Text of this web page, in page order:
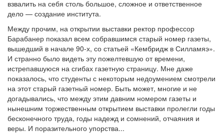
взвалить на себя столь большое, сложное и ответственное
дело — создание института.
Между прочим, на открытии выставки ректор профессор
Барабанер показал всем собравшимся старый номер газеты,
вышедший в начале 90-х, со статьей «Кембридж в Силламяэ».
И странно было видеть эту пожелтевшую от времени,
истрепавшуюся на сгибах газетную страницу. Мне даже
показалось, что студенты с некоторым недоумением смотрели
на этот старый газетный номер. Быть может, многие и не
догадывались, что между этим давним номером газеты и
нынешним торжественным открытием выставки пролегли годы
бесконечного труда, годы надежд и сомнений, отчаяния и
веры. И поразительного упорства...